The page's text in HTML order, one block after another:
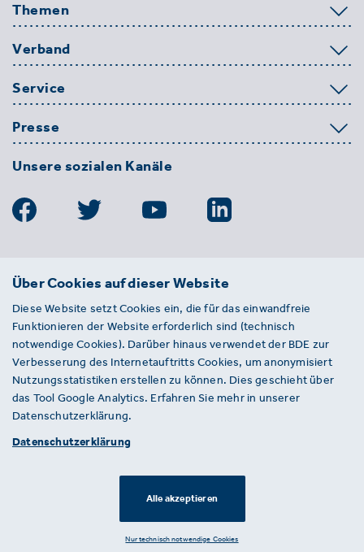
Themen
Verband
Service
Presse
Unsere sozialen Kanäle
BDE
Entsorgungs-, Wasser- und
Kreislaufwirtschaft e. V.
Von-der-Heydt-Straße 2
D 10785 Berlin
Sie haben einen Fehler auf unserer Website
gefunden? Ihnen ist ein defekter Link
aufgefallen? Wir freuen uns über Ihren
Über Cookies auf dieser Website
Diese Website setzt Cookies ein, die für das einwandfreie
Funktionieren der Website erforderlich sind (technisch
notwendige Cookies). Darüber hinaus verwendet der BDE zur
Verbesserung des Internetauftritts Cookies, um anonymisiert
Nutzungsstatistiken erstellen zu können. Dies geschieht über
das Tool Google Analytics. Erfahren Sie mehr in unserer
Datenschutzerklärung.
Datenschutzerklärung
Alle akzeptieren
Nur technisch notwendige Cookies